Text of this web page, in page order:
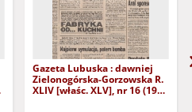
Gazeta Lubuska : dawniej
Zielonogórska-Gorzowska R.
XLIV [właśc. XLV], nr 16 (19